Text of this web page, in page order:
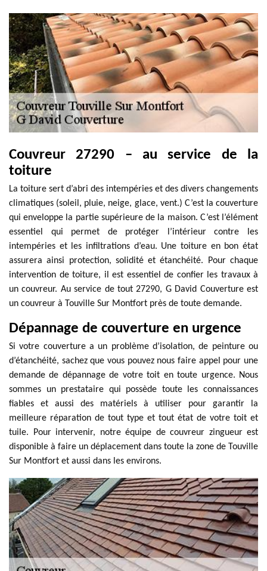
Couvreur 27290 – au service de la
toiture
La toiture sert d’abri des intempéries et des divers changements
climatiques (soleil, pluie, neige, glace, vent.) C’est la couverture
qui enveloppe la partie supérieure de la maison. C’est l’élément
essentiel qui permet de protéger l’intérieur contre les
intempéries et les infiltrations d’eau. Une toiture en bon état
assurera ainsi protection, solidité et étanchéité. Pour chaque
intervention de toiture, il est essentiel de confier les travaux à
un couvreur. Au service de tout 27290, G David Couverture est
un couvreur à Touville Sur Montfort près de toute demande.
Dépannage de couverture en urgence
Si votre couverture a un problème d’isolation, de peinture ou
d’étanchéité, sachez que vous pouvez nous faire appel pour une
demande de dépannage de votre toit en toute urgence. Nous
sommes un prestataire qui possède toute les connaissances
fiables et aussi des matériels à utiliser pour garantir la
meilleure réparation de tout type et tout état de votre toit et
tuile. Pour intervenir, notre équipe de couvreur zingueur est
disponible à faire un déplacement dans toute la zone de Touville
Sur Montfort et aussi dans les environs.